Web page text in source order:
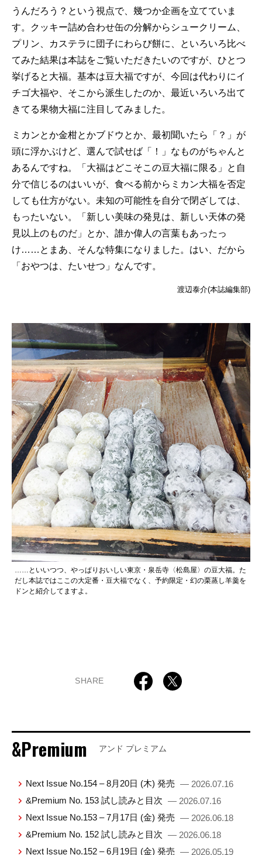
うんだろう？という視点で、幾つか企画を立てていま
す。クッキー詰め合わせ缶の分解からシュークリーム、
プリン、カステラに団子にわらび餅に、といろいろ比べ
てみた結果は本誌をご覧いただきたいのですが、ひとつ
挙げると大福。基本は豆大福ですが、今回は代わりにイ
チゴ大福や、そこから派生したのか、最近いろいろ出て
きてる果物大福に注目してみました。
ミカンとか金柑とかブドウとか、最初聞いたら「？」が
頭に浮かぶけど、選んで試せば「！」なものがちゃんと
あるんですね。「大福はどこそこの豆大福に限る」と自
分で信じるのはいいが、食べる前からミカン大福を否定
しても仕方がない。未知の可能性を自分で閉ざしては、
もったいない。「新しい美味の発見は、新しい天体の発
見以上のものだ」とか、誰か偉人の言葉もあったっ
け……とまあ、そんな特集になりました。はい、だから
「おやつは、たいせつ」なんです。
渡辺泰介(本誌編集部)
……といいつつ、やっぱりおいしい東京・泉岳寺〈松島屋〉の豆大福。た
だし本誌ではここの大定番・豆大福でなく、予約限定・幻の栗蒸し羊羹を
ドンと紹介してますよ。
SHARE
&Premium アンド プレミアム
Next Issue No.154 – 8月20日 (木) 発売 — 2026.07.16
&Premium No. 153 試し読みと目次 — 2026.07.16
Next Issue No.153 – 7月17日 (金) 発売 — 2026.06.18
&Premium No. 152 試し読みと目次 — 2026.06.18
Next Issue No.152 – 6月19日 (金) 発売 — 2026.05.19